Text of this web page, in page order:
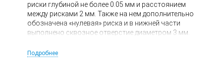
риски глубиной не более 0.05 мм и расстоянием
между рисками 2 мм. Также на нем дополнительно
обозначена «нулевая» риска и в нижней части
выполнено сквозное отверстие диаметром 3 мм.
Подробнее